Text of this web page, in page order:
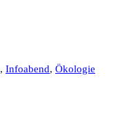
, Infoabend, Ökologie